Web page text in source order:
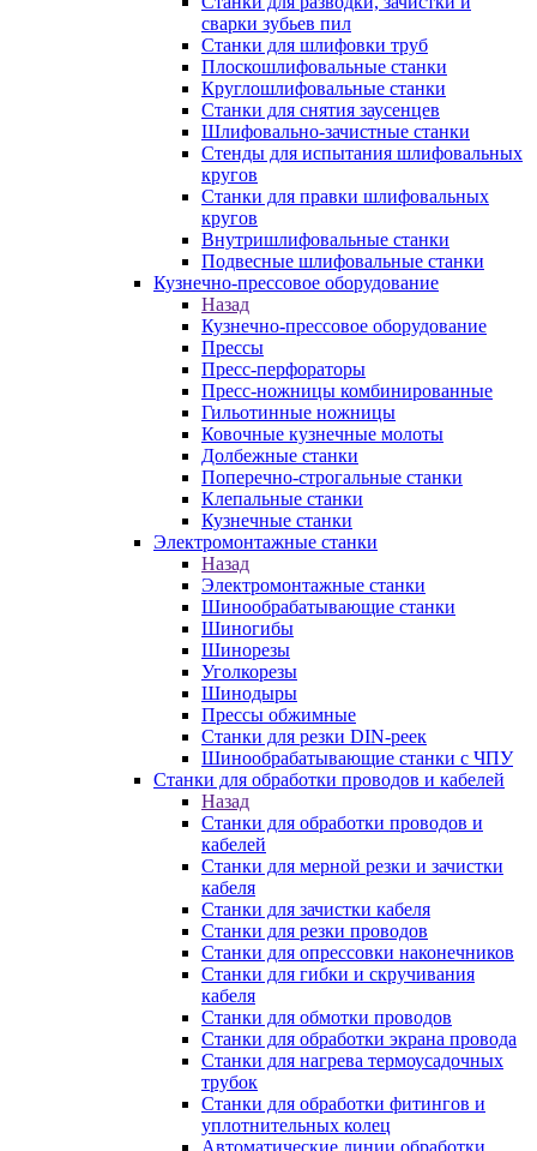
сварки зубьев пил
Станки для шлифовки труб
Плоскошлифовальные станки
Круглошлифовальные станки
Станки для снятия заусенцев
Шлифовально-зачистные станки
Стенды для испытания шлифовальных
кругов
Станки для правки шлифовальных
кругов
Внутришлифовальные станки
Подвесные шлифовальные станки
Кузнечно-прессовое оборудование
Назад
Кузнечно-прессовое оборудование
Прессы
Пресс-перфораторы
Пресс-ножницы комбинированные
Гильотинные ножницы
Ковочные кузнечные молоты
Долбежные станки
Поперечно-строгальные станки
Клепальные станки
Кузнечные станки
Электромонтажные станки
Назад
Электромонтажные станки
Шинообрабатывающие станки
Шиногибы
Шинорезы
Уголкорезы
Шинодыры
Прессы обжимные
Станки для резки DIN-реек
Шинообрабатывающие станки с ЧПУ
Станки для обработки проводов и кабелей
Назад
Станки для обработки проводов и
кабелей
Станки для мерной резки и зачистки
кабеля
Станки для зачистки кабеля
Станки для резки проводов
Станки для опрессовки наконечников
Станки для гибки и скручивания
кабеля
Станки для обмотки проводов
Станки для обработки экрана провода
Станки для нагрева термоусадочных
трубок
Станки для обработки фитингов и
уплотнительных колец
Автоматические линии обработки